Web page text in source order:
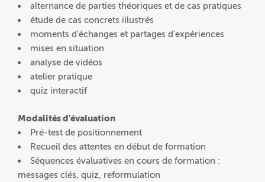
alternance de parties théoriques et de cas pratiques
étude de cas concrets illustrés
moments d'échanges et partages d'expériences
mises en situation
analyse de vidéos
atelier pratique
quiz interactif
Modalités d'évaluation
Pré-test de positionnement
Recueil des attentes en début de formation
Séquences évaluatives en cours de formation :
messages clés, quiz, reformulation